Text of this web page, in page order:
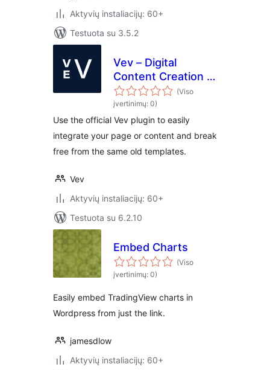
Aktyvių instaliacijų: 60+
Testuota su 3.5.2
Vev – Digital
Content Creation &
Page Builder(Viso
įvertinimų: 0)
Use the official Vev plugin to easily
integrate your page or content and break
free from the same old templates.
Vev
Aktyvių instaliacijų: 60+
Testuota su 6.2.10
Embed Charts
(Viso
įvertinimų: 0)
Easily embed TradingView charts in
Wordpress from just the link.
jamesdlow
Aktyvių instaliacijų: 60+